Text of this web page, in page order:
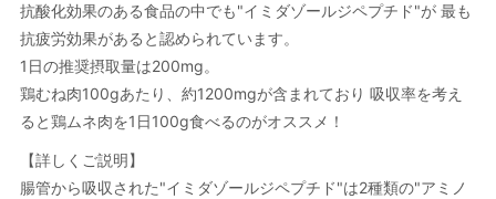
抗酸化効果のある食品の中でも"イミダゾールジペプチド"が 最も
抗疲労効果があると認められています。
1日の推奨摂取量は200mg。
鶏むね肉100gあたり、約1200mgが含まれており 吸収率を考え
ると鶏ムネ肉を1日100g食べるのがオススメ！
【詳しくご説明】
腸管から吸収された"イミダゾールジペプチド"は2種類の"アミノ